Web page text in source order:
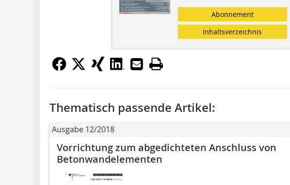
Abonnement
Inhaltsverzeichnis
Thematisch passende Artikel:
Ausgabe 12/2018
Vorrichtung zum abgedichteten Anschluss von
Betonwandelementen